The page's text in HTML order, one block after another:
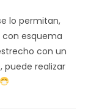
lo permitan,
esquema
con un
puede realizar